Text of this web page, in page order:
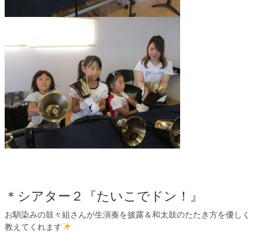
＊シアター２『たいこでドン！』
お馴染みの鼓々組さんが生演奏を披露＆和太鼓のたたき方を優しく
教えてくれます